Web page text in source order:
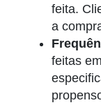
feita.
a
feitas